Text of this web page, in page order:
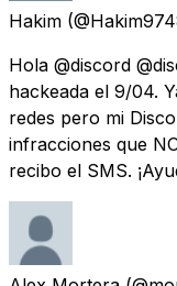
Hakim
Hola @discord
hackeada el 9/04.
redes pero mi
infracciones que
recibo el SMS.